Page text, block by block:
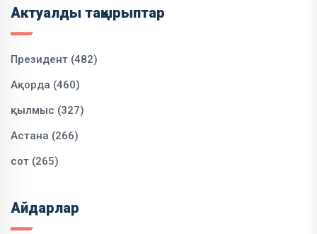
Актуалды тақырыптар
Президент (482)
Ақорда (460)
қылмыс (327)
Астана (266)
сот (265)
Айдарлар